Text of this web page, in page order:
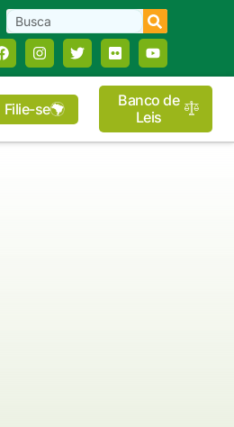
Filie-se
Banco de
Leis